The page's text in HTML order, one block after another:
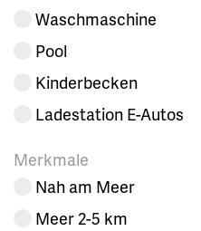
Waschmaschine
Pool
Kinderbecken
Ladestation E-Autos
Merkmale
Nah am Meer
Meer 2-5 km